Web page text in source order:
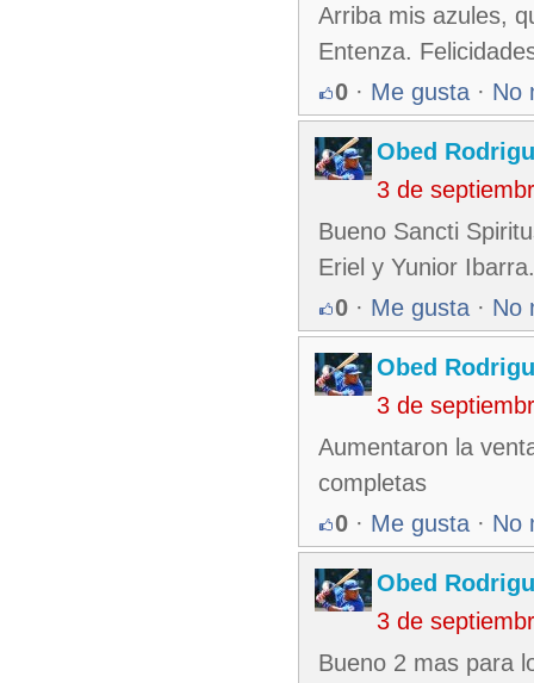
Arriba mis azules,
Entenza.
0 · Me gusta · No
Obed
3 de
Bueno Sancti
Eriel y Yunior
0 · Me gusta · No
Obed
3 de
Aumentaron la
completas
0 · Me gusta · No
Obed
3 de
Bueno 2 mas para